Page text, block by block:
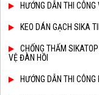
HƯỚNG DẪN THI
KEO DÁN GẠCH SIKA
CHỐNG THẤM
VỆ ĐÀN HỒI
HƯỚNG DẪN THI